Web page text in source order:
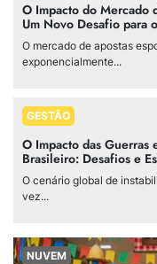
O Impacto do Mercado
Um Novo Desafio para
O mercado de apostas
exponencialmente...
GESTÃO
O Impacto das
Brasileiro: Desafios e
O cenário global de
vez...
NUVEM